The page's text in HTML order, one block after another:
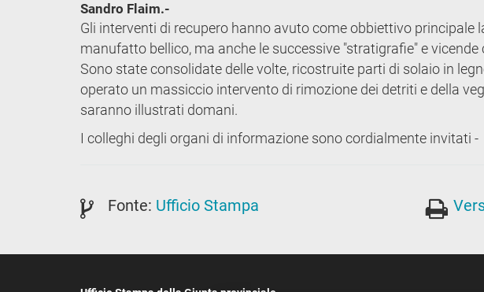
Sandro Flaim.-
Gli interventi di recupero hanno avuto come obbiettivo principale
manufatto bellico, ma anche le successive "stratigrafie" e
Sono state consolidate delle volte, ricostruite parti di solaio in
operato un massiccio intervento di rimozione dei detriti e della
saranno illustrati domani.
I colleghi degli organi di informazione sono cordialmente invitati -
Fonte: Ufficio Stampa